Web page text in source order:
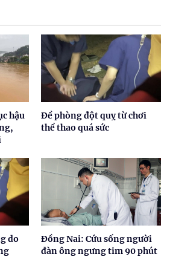
hậu
Đề phòng đột quỵ từ chơi
thể thao quá sức
do
Đồng Nai: Cứu sống người
đàn ông ngưng tim 90 phút